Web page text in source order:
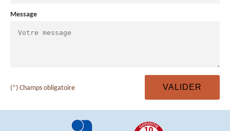
Message
(*) Champs obligatoire